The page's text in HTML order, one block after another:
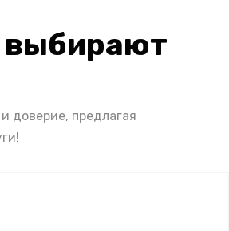
выбирают
доверие, предлагая